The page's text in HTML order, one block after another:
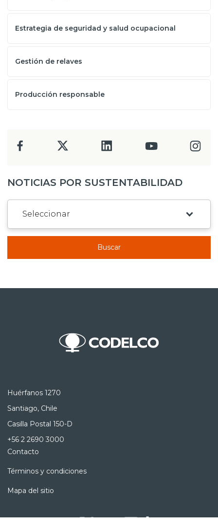
Estrategia de seguridad y salud ocupacional
Gestión de relaves
Producción responsable
NOTICIAS POR SUSTENTABILIDAD
Buscar
Huérfanos 1270
Santiago, Chile
Casilla Postal 150-D
+56 2 2690 3000
Contacto
Términos y condiciones
Mapa del sitio